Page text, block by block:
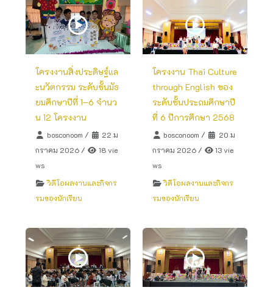
โครงงานสิ่งประดิษฐ์แล
ะนวัตกรรม ระดับชั้นมัธ
ยมศึกษาปีที่ 1–6 จำนว
น 12 โครงงาน
bosconoom /
22 ม
กราคม 2026/
18 vie
ws
วิดีโอผลงานและกิจกร
รมของนักเรียน
โครงงาน Thai Culture
through English ของ
ระดับชั้นประถมศึกษาปี
ที่ 6 ปีการศึกษา 2568
bosconoom /
20 ม
กราคม 2026/
13 vie
ws
วิดีโอผลงานและกิจกร
รมของนักเรียน